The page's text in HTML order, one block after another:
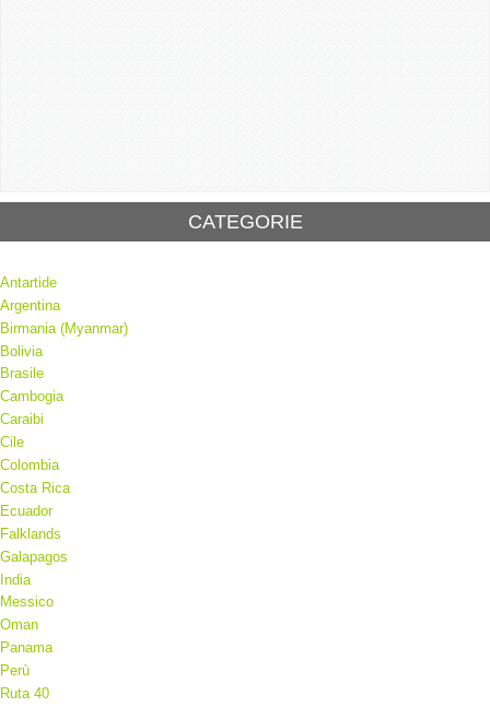
CATEGORIE
Antartide
Argentina
Birmania (Myanmar)
Bolivia
Brasile
Cambogia
Caraibi
Cile
Colombia
Costa Rica
Ecuador
Falklands
Galapagos
India
Messico
Oman
Panama
Perù
Ruta 40